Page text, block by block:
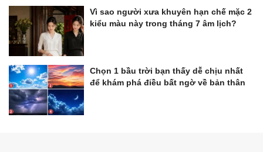
Vì sao người xưa khuyên hạn chế mặc 2
kiểu màu này trong tháng 7 âm lịch?
Chọn 1 bầu trời bạn thấy dễ chịu nhất
để khám phá điều bất ngờ về bản thân